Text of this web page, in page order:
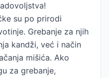
su po prirodi
Grebanje za njih
kandži, već i način
mišića. Ako
za grebanje,